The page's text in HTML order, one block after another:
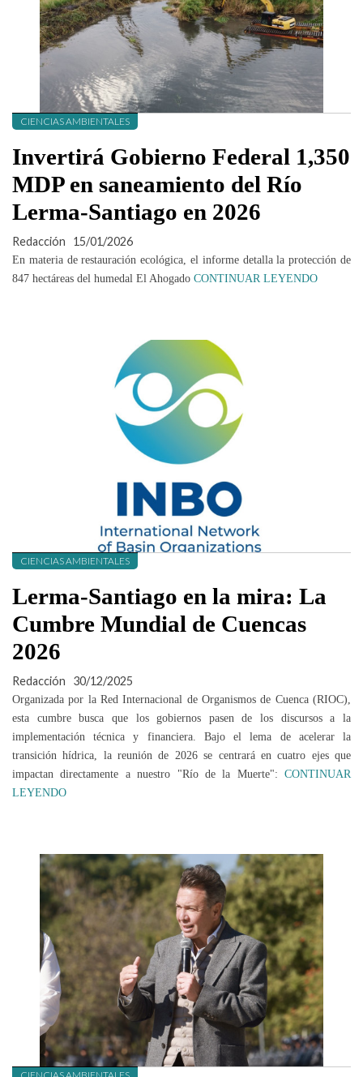
CIENCIAS AMBIENTALES
Invertirá Gobierno Federal 1,350
MDP en saneamiento del Río
Lerma-Santiago en 2026
Redacción 15/01/2026
En materia de restauración ecológica, el informe detalla la protección de
847 hectáreas del humedal El Ahogado CONTINUAR LEYENDO
CIENCIAS AMBIENTALES
Lerma-Santiago en la mira: La
Cumbre Mundial de Cuencas
2026
Redacción 30/12/2025
Organizada por la Red Internacional de Organismos de Cuenca (RIOC),
esta cumbre busca que los gobiernos pasen de los discursos a la
implementación técnica y financiera. Bajo el lema de acelerar la
transición hídrica, la reunión de 2026 se centrará en cuatro ejes que
impactan directamente a nuestro "Río de la Muerte": CONTINUAR
LEYENDO